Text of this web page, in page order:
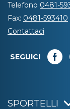
Telefono 0481-
Fax: 0481-593410
Contattaci
SEGUICI
SPORTELLI